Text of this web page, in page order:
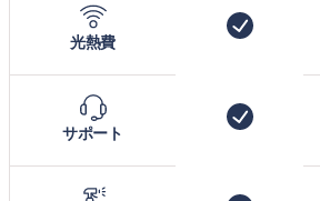
光熱費
サポート